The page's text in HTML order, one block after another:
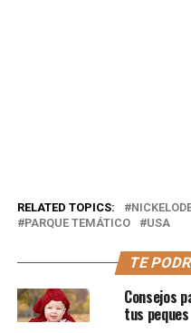
RELATED TOPICS:
PARQUE TEMÁTICO
USA
TE
Consejos
tus peques